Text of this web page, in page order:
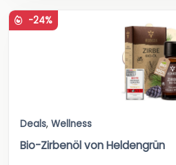
-24%
Deals, Wellness
Bio-Zirbenöl von Heldengrün